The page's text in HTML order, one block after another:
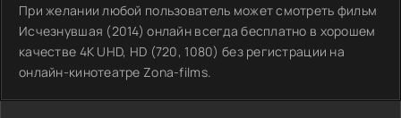
При желании любой пользователь может смотреть фильм
Исчезнувшая (2014) онлайн всегда бесплатно в хорошем
качестве 4K UHD, HD (720, 1080) без регистрации на
онлайн-кинотеатре Zona-films.